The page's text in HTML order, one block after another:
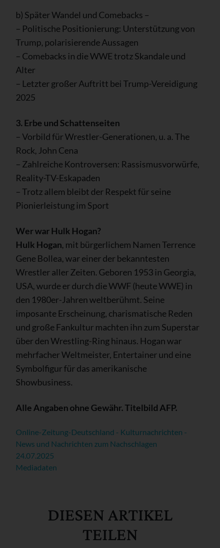
b) Später Wandel und Comebacks –
– Politische Positionierung: Unterstützung von
Trump, polarisierende Aussagen
– Comebacks in die WWE trotz Skandale und
Alter
– Letzter großer Auftritt bei Trump-Vereidigung
2025
3. Erbe und Schattenseiten
– Vorbild für Wrestler-Generationen, u. a. The
Rock, John Cena
– Zahlreiche Kontroversen: Rassismusvorwürfe,
Reality-TV-Eskapaden
– Trotz allem bleibt der Respekt für seine
Pionierleistung im Sport
Wer war Hulk Hogan?
Hulk Hogan, mit bürgerlichem Namen Terrence
Gene Bollea, war einer der bekanntesten
Wrestler aller Zeiten. Geboren 1953 in Georgia,
USA, wurde er durch die WWF (heute WWE) in
den 1980er-Jahren weltberühmt. Seine
imposante Erscheinung, charismatische Reden
und große Fankultur machten ihn zum Superstar
über den Wrestling-Ring hinaus. Hogan war
mehrfacher Weltmeister, Entertainer und eine
Symbolfigur für das amerikanische
Showbusiness.
Alle Angaben ohne Gewähr. Titelbild AFP.
Online-Zeitung-Deutschland - Kulturnachrichten -
News und Nachrichten zum Nachschlagen
24.07.2025
Mediadaten
DIESEN ARTIKEL
TEILEN